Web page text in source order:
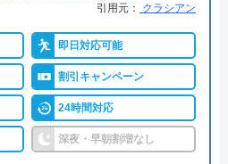
漏れがあり見積をお願い
詳細は公式HPでご確認ください
すすめの理由
が運営する水まわり修理サ
」は、水道局指定工事店の
道業者です。
引用元： クラシアン
即日対応可能
割引キャンペーン
24時間対応
深夜・早朝割増なし